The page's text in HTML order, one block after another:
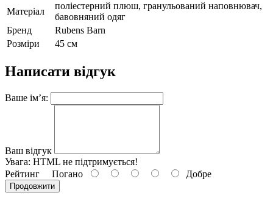
Матеріал
поліестерний плюш, гранульований наповнювач,
бавовняний одяг
Бренд
Rubens Barn
Розміри
45 см
Написати відгук
Ваше ім’я:
Ваш відгук
Увага: HTML не підтримується!
Рейтинг Погано Добре
Продовжити